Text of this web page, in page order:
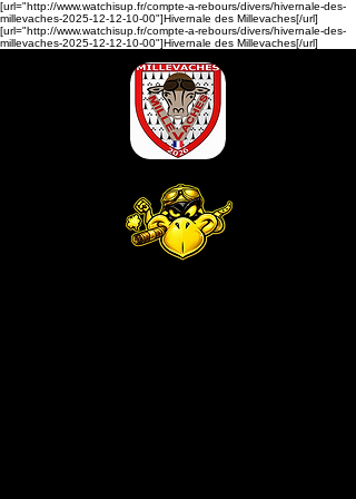
[url="http://www.watchisup.fr/compte-a-rebours/divers/hivernale-des-
millevaches-2025-12-12-10-00"]Hivernale des Millevaches[/url]
[url="http://www.watchisup.fr/compte-a-rebours/divers/hivernale-des-
millevaches-2025-12-12-10-00"]Hivernale des Millevaches[/url]